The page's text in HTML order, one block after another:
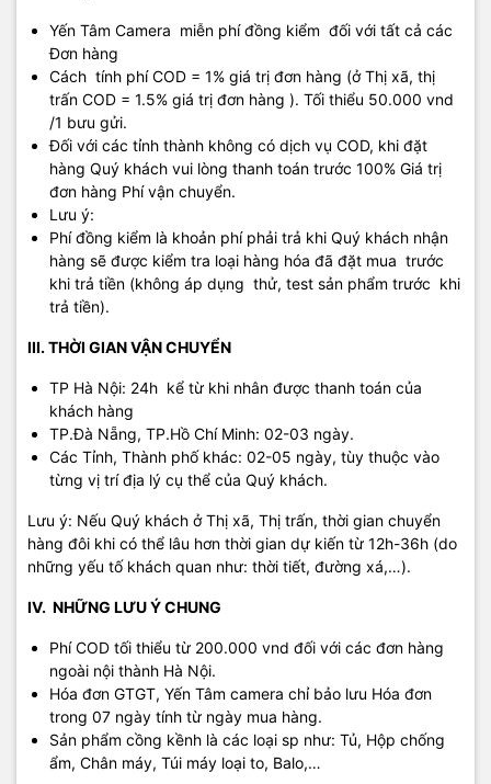
Yến Tâm Camera miễn phí đồng kiểm đối với tất cả các
Đơn hàng
Cách tính phí COD = 1% giá trị đơn hàng (ở Thị xã, thị
trấn COD = 1.5% giá trị đơn hàng ). Tối thiểu 50.000 vnd
/1 bưu gửi.
Đối với các tỉnh thành không có dịch vụ COD, khi đặt
hàng Quý khách vui lòng thanh toán trước 100% Giá trị
đơn hàng Phí vận chuyển.
Lưu ý:
Phí đồng kiểm là khoản phí phải trả khi Quý khách nhận
hàng sẽ được kiểm tra loại hàng hóa đã đặt mua trước
khi trả tiền (không áp dụng thử, test sản phẩm trước khi
trả tiền).
III. THỜI GIAN VẬN CHUYỂN
TP Hà Nội: 24h kể từ khi nhân được thanh toán của
khách hàng
TP.Đà Nẵng, TP.Hồ Chí Minh: 02-03 ngày.
Các Tỉnh, Thành phố khác: 02-05 ngày, tùy thuộc vào
từng vị trí địa lý cụ thể của Quý khách.
Lưu ý: Nếu Quý khách ở Thị xã, Thị trấn, thời gian chuyển
hàng đôi khi có thể lâu hơn thời gian dự kiến từ 12h-36h (do
những yếu tố khách quan như: thời tiết, đường xá,…).
IV. NHỮNG LƯU Ý CHUNG
Phí COD tối thiểu từ 200.000 vnd đối với các đơn hàng
ngoài nội thành Hà Nội.
Hóa đơn GTGT, Yến Tâm camera chỉ bảo lưu Hóa đơn
trong 07 ngày tính từ ngày mua hàng.
Sản phẩm cồng kềnh là các loại sp như: Tủ, Hộp chống
ẩm, Chân máy, Túi máy loại to, Balo,…